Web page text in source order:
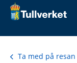
Ta med på resan